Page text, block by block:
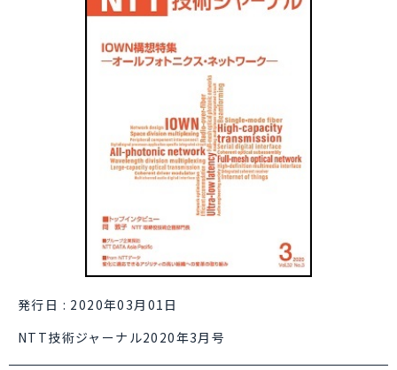
発行日 : 2020年03月01日
NTT技術ジャーナル2020年3月号